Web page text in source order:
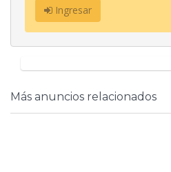
Ingresar
Más anuncios relacionados